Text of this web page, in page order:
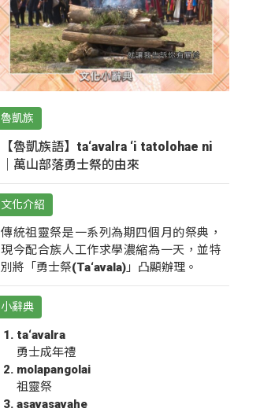
魯凱族
【魯凱族語】ta‘avalra ‘i tatolohae ni
｜萬山部落勇士祭的由來
文化介紹
傳統祖靈祭是一系列為期四個月的祭典，
現今配合族人工作求學濃縮為一天，並特
別將「勇士祭(Ta‘avala)」凸顯辦理。
小辭典
ta‘avalra
勇士成年禮
molapangolai
祖靈祭
asavasavahe